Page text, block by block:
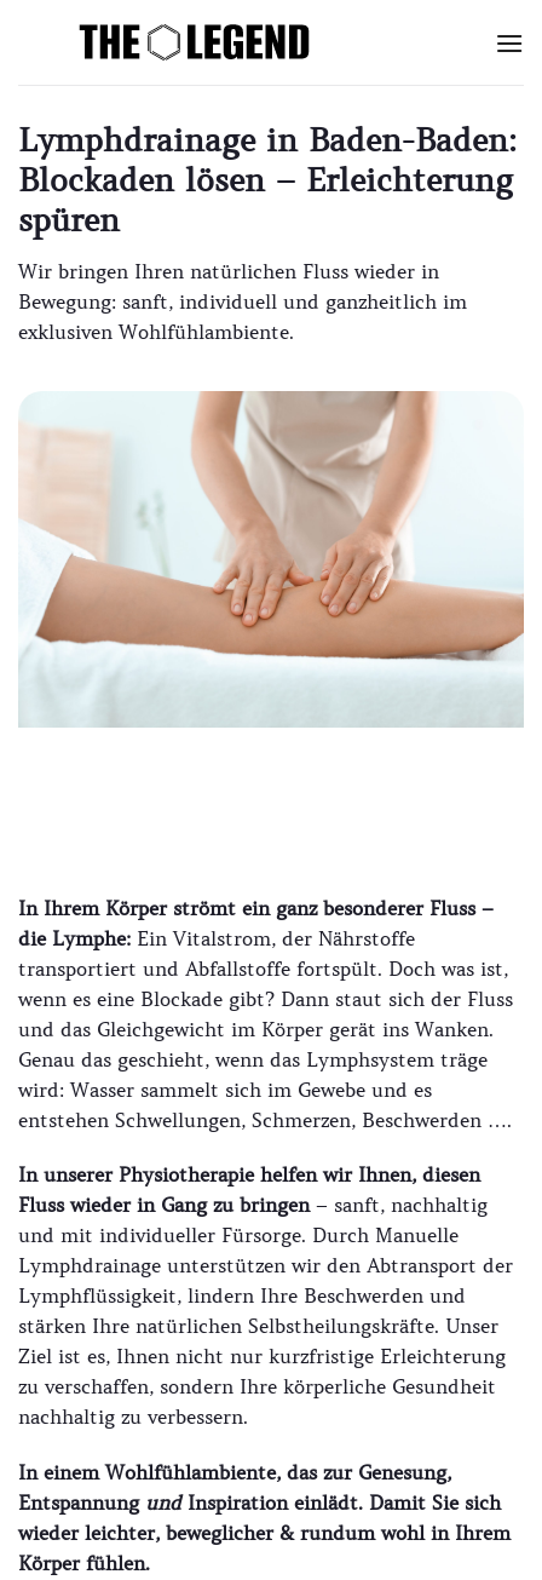
Lymphdrainage in Baden-Baden:
Blockaden lösen – Erleichterung
spüren
Wir bringen Ihren natürlichen Fluss wieder in
Bewegung: sanft, individuell und ganzheitlich im
exklusiven Wohlfühlambiente.
In Ihrem Körper strömt ein ganz besonderer Fluss –
die Lymphe: Ein Vitalstrom, der Nährstoffe
transportiert und Abfallstoffe fortspült. Doch was ist,
wenn es eine Blockade gibt? Dann staut sich der Fluss
und das Gleichgewicht im Körper gerät ins Wanken.
Genau das geschieht, wenn das Lymphsystem träge
wird: Wasser sammelt sich im Gewebe und es
entstehen Schwellungen, Schmerzen, Beschwerden ….
In unserer Physiotherapie helfen wir Ihnen, diesen
Fluss wieder in Gang zu bringen – sanft, nachhaltig
und mit individueller Fürsorge. Durch Manuelle
Lymphdrainage unterstützen wir den Abtransport der
Lymphflüssigkeit, lindern Ihre Beschwerden und
stärken Ihre natürlichen Selbstheilungskräfte. Unser
Ziel ist es, Ihnen nicht nur kurzfristige Erleichterung
zu verschaffen, sondern Ihre körperliche Gesundheit
nachhaltig zu verbessern.
In einem Wohlfühlambiente, das zur Genesung,
Entspannung undInspiration einlädt. Damit Sie sich
wieder leichter, beweglicher & rundum wohl in Ihrem
Körper fühlen.